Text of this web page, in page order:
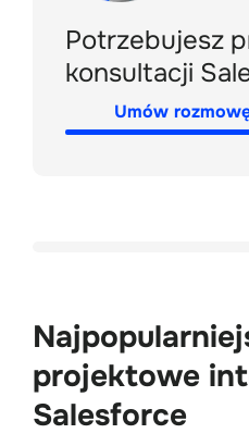
Potrzebujesz
konsultacji
Umów
projektowe
Salesforce